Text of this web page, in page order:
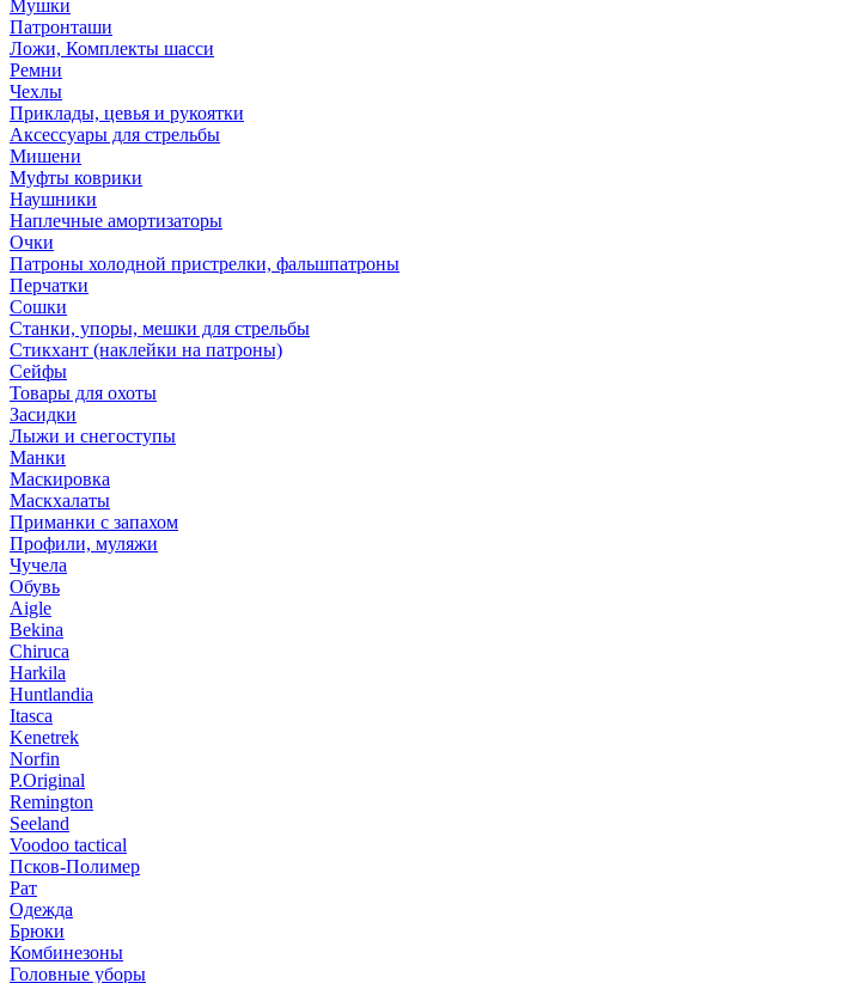
Мушки
Патронташи
Ложи, Комплекты шасси
Ремни
Чехлы
Приклады, цевья и рукоятки
Аксессуары для стрельбы
Мишени
Муфты коврики
Наушники
Наплечные амортизаторы
Очки
Патроны холодной пристрелки, фальшпатроны
Перчатки
Сошки
Станки, упоры, мешки для стрельбы
Стикхант (наклейки на патроны)
Сейфы
Товары для охоты
Засидки
Лыжи и снегоступы
Манки
Маскировка
Маскхалаты
Приманки с запахом
Профили, муляжи
Чучела
Обувь
Aigle
Bekina
Chiruсa
Harkila
Huntlandia
Itasca
Kenetrek
Norfin
P.Original
Remington
Seeland
Voodoo tactical
Псков-Полимер
Рат
Одежда
Брюки
Комбинезоны
Головные уборы